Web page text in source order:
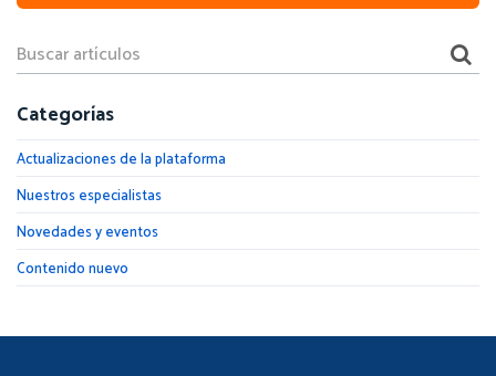
Categorías
Actualizaciones de la plataforma
Nuestros especialistas
Novedades y eventos
Contenido nuevo